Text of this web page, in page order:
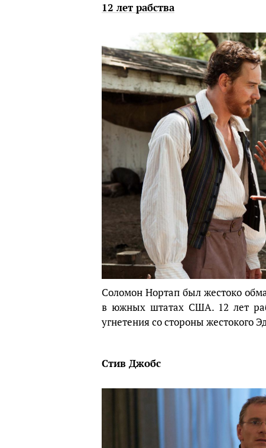
12 лет рабства
Соломон Нортап был жестоко
в южных штатах США. 12 лет
угнетения со стороны жестокого
Стив Джобс